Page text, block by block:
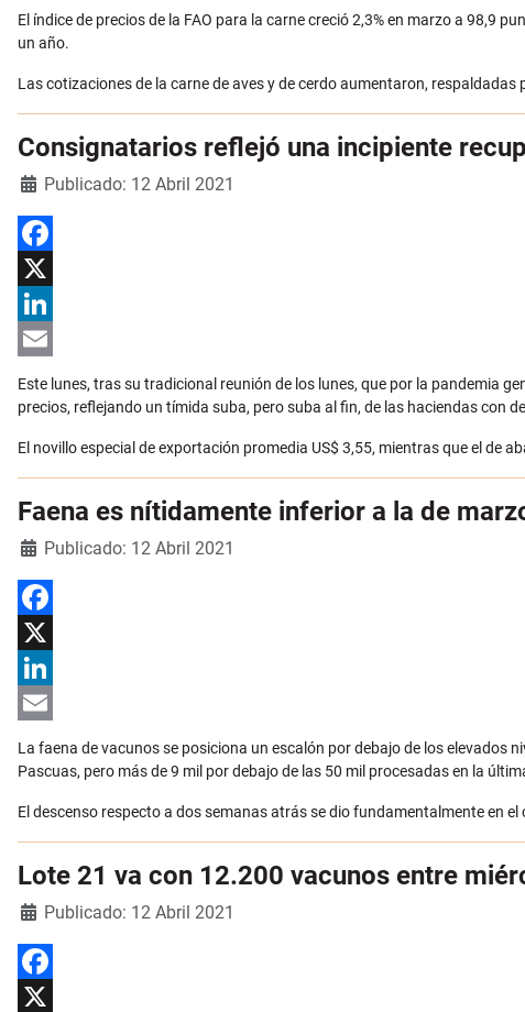
Email
El índice de precios de la FAO para la carne creció 2,3% en marzo a 98,9
un año.
Las cotizaciones de la carne de aves y de cerdo aumentaron,
Consignatarios reflejó una incipiente
DetallesPublicado: 12 Abril 2021
Facebook
X
LinkedIn
Email
Este lunes, tras su tradicional reunión de los lunes, que por la pandemia
precios, reflejando un tímida suba, pero suba al fin, de las haciendas con
El novillo especial de exportación promedia US$ 3,55, mientras que el de
Faena es nítidamente inferior a la de
DetallesPublicado: 12 Abril 2021
Facebook
X
LinkedIn
Email
La faena de vacunos se posiciona un escalón por debajo de los elevados
Pascuas, pero más de 9 mil por debajo de las 50 mil procesadas en la
El descenso respecto a dos semanas atrás se dio fundamentalmente en
Lote 21 va con 12.200 vacunos entre
DetallesPublicado: 12 Abril 2021
Facebook